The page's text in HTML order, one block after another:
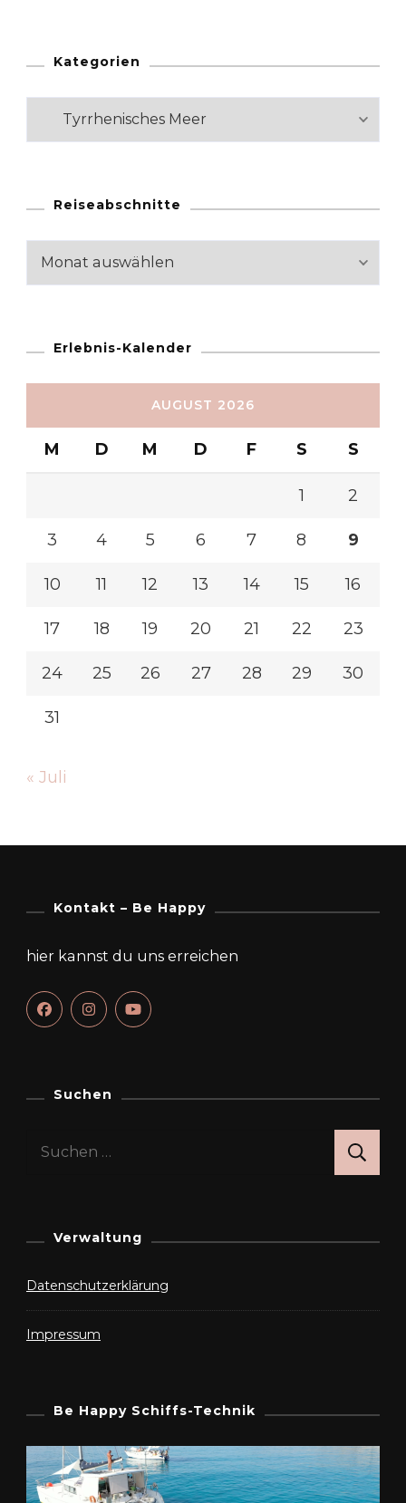
Kategorien
Kategorien
Reiseabschnitte
Reiseabschnitte
Erlebnis-Kalender
AUGUST 2026
M D M D F S S
1 2
3 4 5 6 7 8 9
10 11 12 13 14 15 16
17 18 19 20 21 22 23
24 25 26 27 28 29 30
31
« Juli
Kontakt – Be Happy
hier kannst du uns erreichen
Suchen
Suchen
Verwaltung
Datenschutzerklärung
Impressum
Be Happy Schiffs-Technik